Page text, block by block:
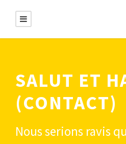
SALUT ET
(CONTACT)
Nous serions ravis